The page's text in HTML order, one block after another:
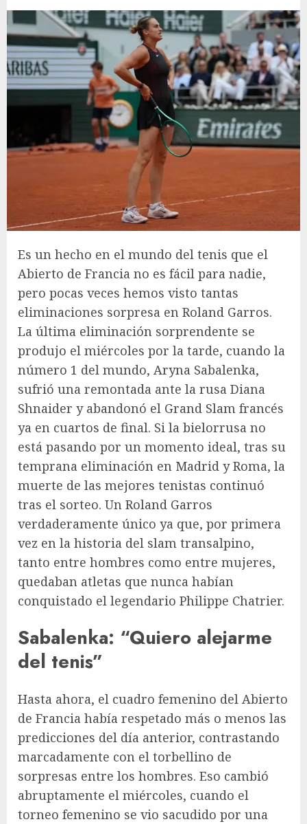
Es un hecho en el mundo del tenis que el
Abierto de Francia no es fácil para nadie,
pero pocas veces hemos visto tantas
eliminaciones sorpresa en Roland Garros.
La última eliminación sorprendente se
produjo el miércoles por la tarde, cuando la
número 1 del mundo, Aryna Sabalenka,
sufrió una remontada ante la rusa Diana
Shnaider y abandonó el Grand Slam francés
ya en cuartos de final. Si la bielorrusa no
está pasando por un momento ideal, tras su
temprana eliminación en Madrid y Roma, la
muerte de las mejores tenistas continuó
tras el sorteo. Un Roland Garros
verdaderamente único ya que, por primera
vez en la historia del slam transalpino,
tanto entre hombres como entre mujeres,
quedaban atletas que nunca habían
conquistado el legendario Philippe Chatrier.
Sabalenka: “Quiero alejarme
del tenis”
Hasta ahora, el cuadro femenino del Abierto
de Francia había respetado más o menos las
predicciones del día anterior, contrastando
marcadamente con el torbellino de
sorpresas entre los hombres. Eso cambió
abruptamente el miércoles, cuando el
torneo femenino se vio sacudido por una